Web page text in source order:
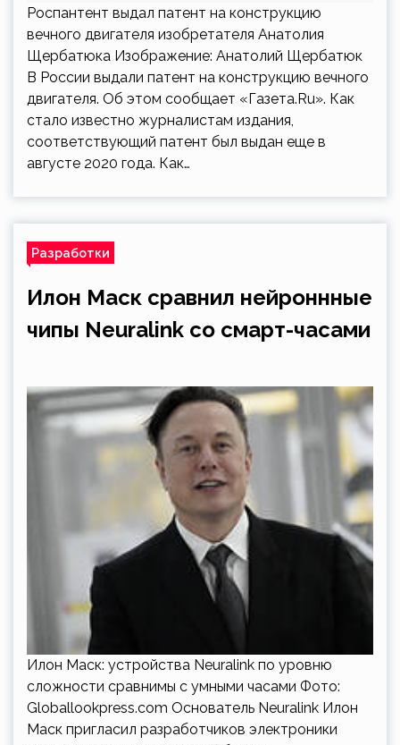
Роспантент выдал патент на конструкцию
вечного двигателя изобретателя Анатолия
Щербатюка Изображение: Анатолий Щербатюк
В России выдали патент на конструкцию вечного
двигателя. Об этом сообщает «Газета.Ru». Как
стало известно журналистам издания,
соответствующий патент был выдан еще в
августе 2020 года. Как…
Разработки
Илон Маск сравнил нейроннные
чипы Neuralink со смарт-часами
Илон Маск: устройства Neuralink по уровню
сложности сравнимы с умными часами Фото:
Globallookpress.com Основатель Neuralink Илон
Маск пригласил разработчиков электроники